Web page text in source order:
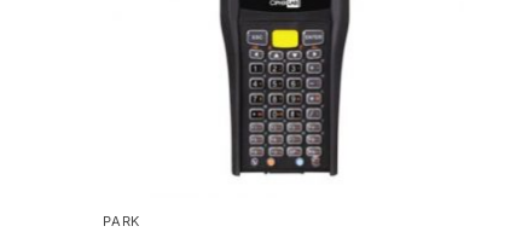
PARK